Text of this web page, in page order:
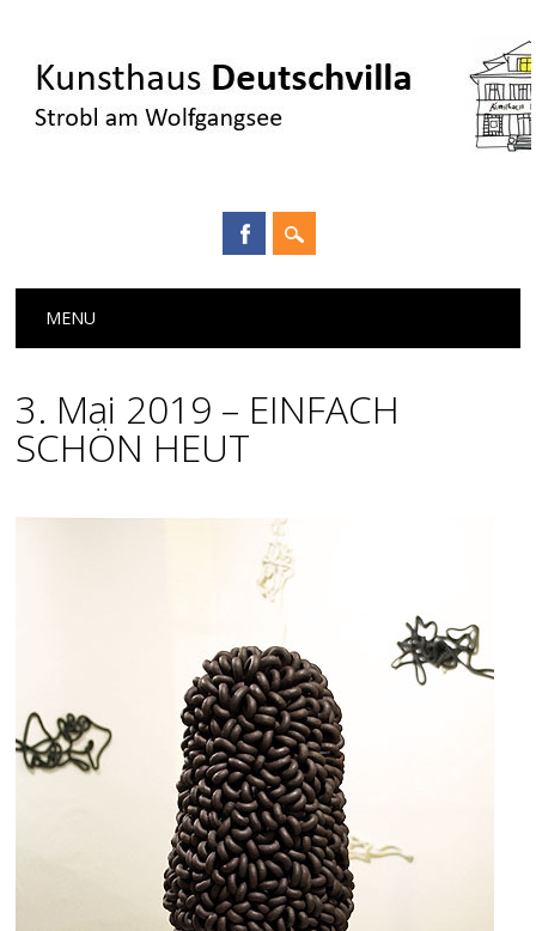
Main menu
MENU
3. Mai 2019 – EINFACH
SCHÖN HEUT